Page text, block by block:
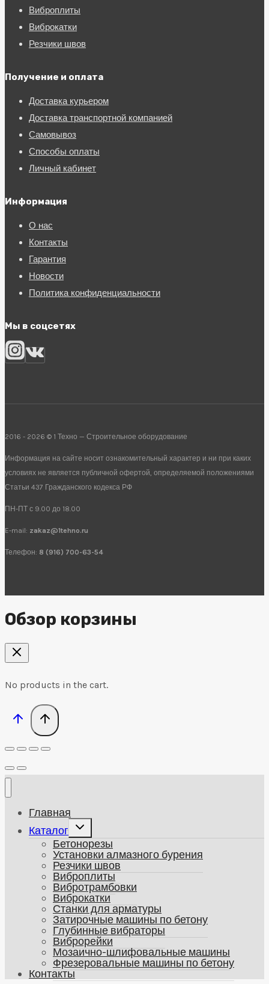
Виброплиты
Виброкатки
Резчики швов
Получение и оплата
Доставка курьером
Доставка транспортной компанией
Самовывоз
Способы оплаты
Личный кабинет
Информация
О нас
Контакты
Гарантия
Новости
Политика конфиденциальности
Мы в соцсетях
2016 - 2026 © 1 Техно — Строительное оборудование
Информация на сайте носит ознакомительный характер и ни при каких
условиях не является публичной офертой, определяемой положениями
Статьи 437 Гражданского кодекса РФ
ПН-ПТ с 9.00 до 18.00
E-mail: zakaz@1tehno.ru
Телефон: 8 (916) 700-63-54
Обзор корзины
No products in the cart.
Главная
Каталог
Развернуть
дочернее
меню
Бетонорезы
Установки алмазного бурения
Резчики швов
Виброплиты
Вибротрамбовки
Виброкатки
Станки для арматуры
Затирочные машины по бетону
Глубинные вибраторы
Виброрейки
Мозаично-шлифовальные машины
Фрезеровальные машины по бетону
Контакты